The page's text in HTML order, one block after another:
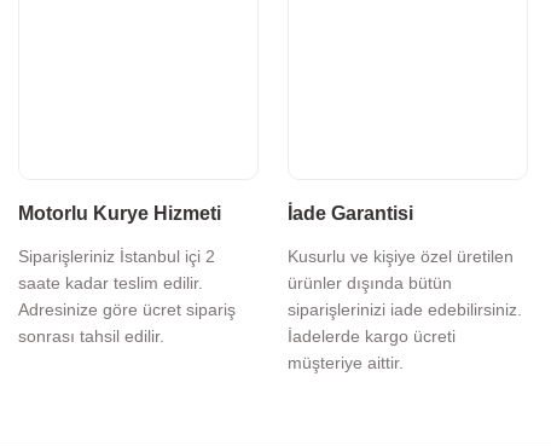
Motorlu Kurye Hizmeti
Siparişleriniz İstanbul içi 2
saate kadar teslim edilir.
Adresinize göre ücret sipariş
sonrası tahsil edilir.
İade Garantisi
Kusurlu ve kişiye özel üretilen
ürünler dışında bütün
siparişlerinizi iade edebilirsiniz.
İadelerde kargo ücreti
müşteriye aittir.